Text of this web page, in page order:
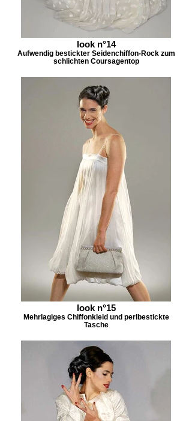
look n°14
Aufwendig bestickter Seidenchiffon-Rock zum
schlichten Coursagentop
look n°15
Mehrlagiges Chiffonkleid und perlbestickte
Tasche